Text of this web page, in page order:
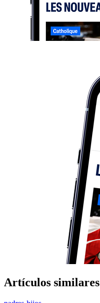
Artículos similares